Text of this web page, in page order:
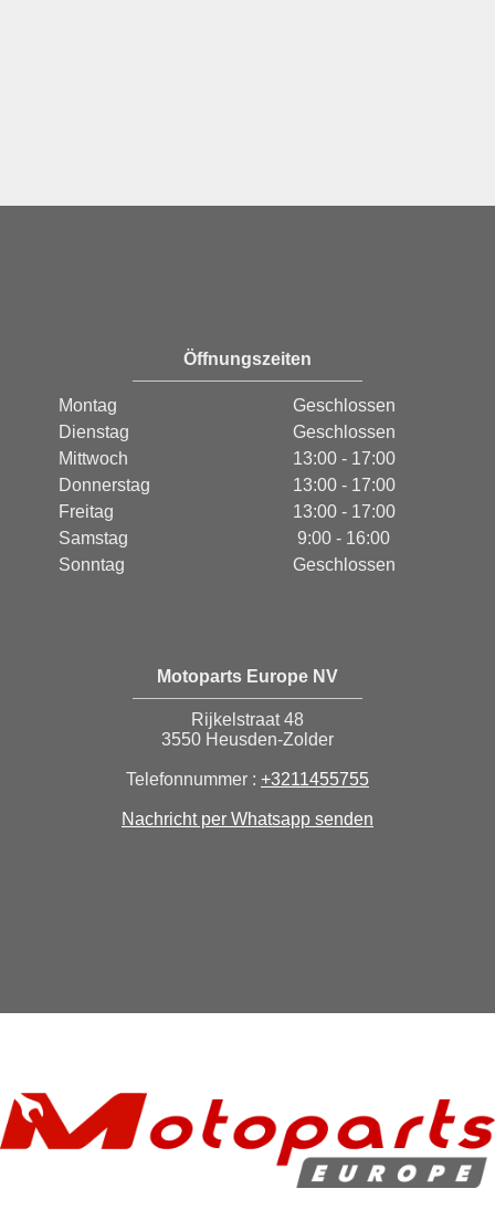
Öffnungszeiten
Montag
Geschlossen
Dienstag
Geschlossen
Mittwoch
13:00 - 17:00
Donnerstag
13:00 - 17:00
Freitag
13:00 - 17:00
Samstag
9:00 - 16:00
Sonntag
Geschlossen
Motoparts Europe NV
Rijkelstraat 48
3550 Heusden-Zolder
Telefonnummer : +3211455755
Nachricht per Whatsapp senden